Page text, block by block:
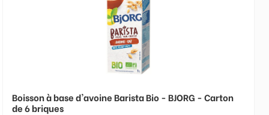
Boisson à base d'avoine Barista Bio - BJORG - Carton
de 6 briques